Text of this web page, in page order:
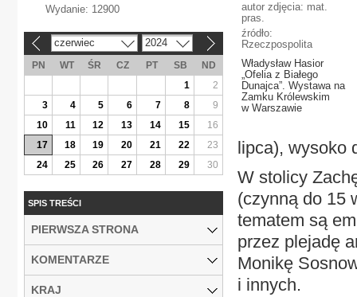
autor zdjęcia: mat.
pras.
źródło:
Rzeczpospolita
Władysław Hasior
„Ofelia z Białego
Dunajca”. Wystawa na
Zamku Królewskim
w Warszawie
lipca), wysoko
W stolicy
(czynną do 15
tematem są
przez plejadę
Monikę
i innych.
Wydanie: 12900
czerwiec 2024
PN WT ŚR CZ PT SB
ND
1
2
3
4 5 6 7 8
9
10
11 12 13 14 15
16
17
18 19 20 21 22
23
24
25 26 27 28 29 30
SPIS TREŚCI
PIERWSZA STRONA
KOMENTARZE
KRAJ